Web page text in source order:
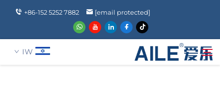
+86-152 5252 7882 [email protected]
IW